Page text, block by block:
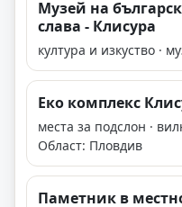
Музей на
слава - Клисура
култура и изкуство ·
Еко комплекс
места за подслон ·
Област: Пловдив
Паметник в